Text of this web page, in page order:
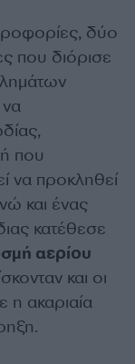
δύο
που διόρισε
που
να προκληθεί
και ένας
κατέθεσε
αερίου
και οι
η ακαριαία